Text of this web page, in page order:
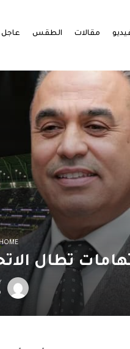
مقالات الطقس عاجل
تطال